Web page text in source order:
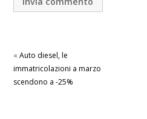
« Auto diesel, le
immatricolazioni a marzo
scendono a -25%